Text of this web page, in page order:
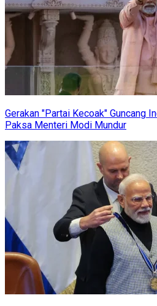
Gerakan "Partai Kecoak" Guncang
Paksa Menteri Modi Mundur